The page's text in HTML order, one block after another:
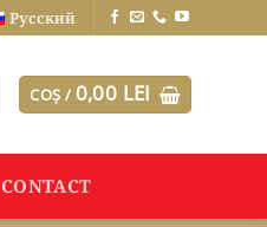
Русский
COȘ / 0,00 LEI
CONTACT